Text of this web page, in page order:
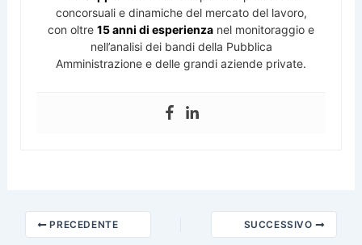
concorsuali e dinamiche del mercato del lavoro,
con oltre 15 anni di esperienza nel monitoraggio e
nell’analisi dei bandi della Pubblica
Amministrazione e delle grandi aziende private.
PRECEDENTE SUCCESSIVO